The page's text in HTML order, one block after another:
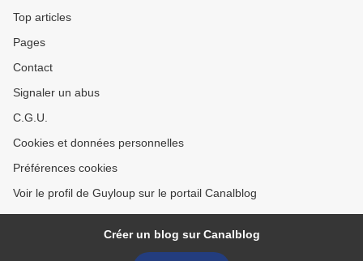
Top articles
Pages
Contact
Signaler un abus
C.G.U.
Cookies et données personnelles
Préférences cookies
Voir le profil de Guyloup sur le portail Canalblog
Créer un blog sur Canalblog